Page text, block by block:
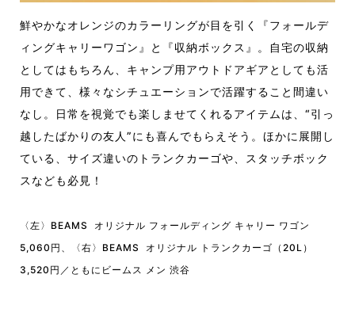
鮮やかなオレンジのカラーリングが目を引く『フォールデ
ィングキャリーワゴン』と『収納ボックス』。自宅の収納
としてはもちろん、キャンプ用アウトドアギアとしても活
用できて、様々なシチュエーションで活躍すること間違い
なし。日常を視覚でも楽しませてくれるアイテムは、“引っ
越したばかりの友人”にも喜んでもらえそう。ほかに展開し
ている、サイズ違いのトランクカーゴや、スタッチボック
スなども必見！
〈左〉BEAMS オリジナル フォールディング キャリー ワゴン
5,060円、〈右〉BEAMS オリジナル トランクカーゴ（20L）
3,520円／ともにビームス メン 渋谷